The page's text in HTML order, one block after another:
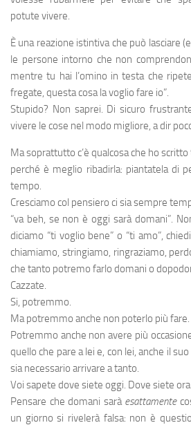
potute vivere.
È una reazione istintiva che può lasciare
le persone intorno che non
mentre tu hai l’omino in testa che
fregate, questa cosa la voglio fare io”.
Stupido? Non saprei. Di sicuro
vivere le cose nel modo migliore, a dir
Ma soprattutto c’è qualcosa che ho
perché è meglio ribadirla: piantatela di
tempo.
Cresciamo col pensiero ci sia sempre
“va beh, se non è oggi sarà domani”.
diciamo “ti voglio bene” o “ti amo”,
chiamiamo, stringiamo, ringraziamo,
che tanto potremo farlo domani o
Cazzate.
Si, potremmo.
Ma potremmo anche non poterlo più fare.
Potremmo anche non avere più
quello che pare a lei e, con lei, anche il
sia necessario arrivare a tanto.
Voi sapete dove siete oggi. Dove siete ora.
Pensare che domani sarà esattamente
un giorno si rivelerà falsa: non è